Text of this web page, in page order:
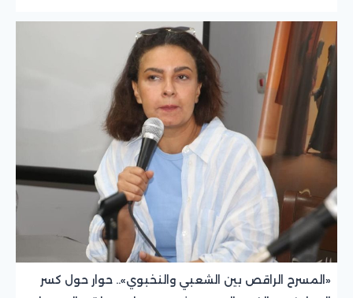
«المسرح الراقص بين الشعبي والنخبوي».. حوار حول كسر